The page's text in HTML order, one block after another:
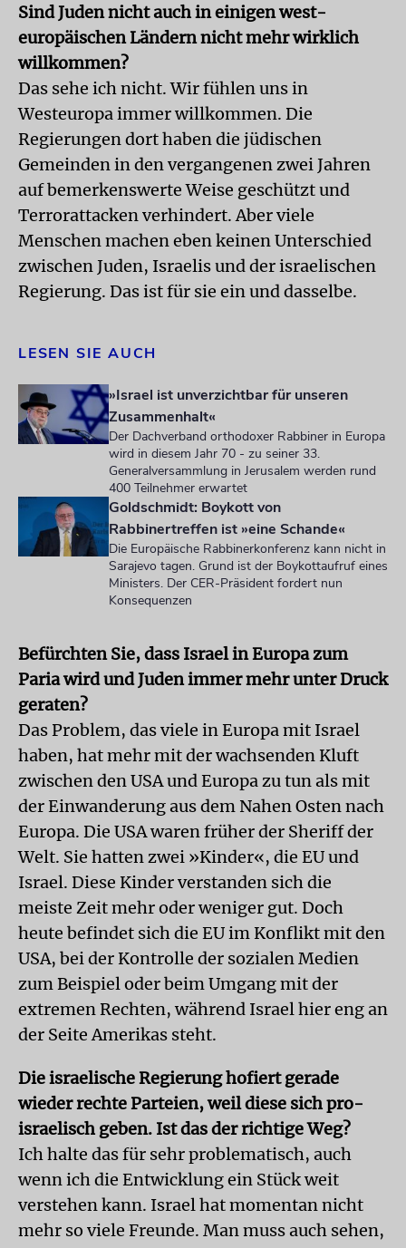
Sind Juden nicht auch in einigen west­
europäischen Ländern nicht mehr wirklich
willkommen?
Das sehe ich nicht. Wir fühlen uns in
Westeuropa immer willkommen. Die
Regierungen dort haben die jüdischen
Gemeinden in den vergangenen zwei Jahren
auf bemerkenswerte Weise geschützt und
Terrorattacken verhindert. Aber viele
Menschen machen eben keinen Unterschied
zwischen Juden, Israelis und der israelischen
Regierung. Das ist für sie ein und dasselbe.
LESEN SIE AUCH
»Israel ist unverzichtbar für unseren
Zusammenhalt«
Der Dachverband orthodoxer Rabbiner in Europa
wird in diesem Jahr 70 - zu seiner 33.
Generalversammlung in Jerusalem werden rund
400 Teilnehmer erwartet
Goldschmidt: Boykott von
Rabbinertreffen ist »eine Schande«
Die Europäische Rabbinerkonferenz kann nicht in
Sarajevo tagen. Grund ist der Boykottaufruf eines
Ministers. Der CER-Präsident fordert nun
Konsequenzen
Befürchten Sie, dass Israel in Europa zum
Paria wird und Juden immer mehr unter Druck
geraten?
Das Problem, das viele in Europa mit Israel
haben, hat mehr mit der wachsenden Kluft
zwischen den USA und Europa zu tun als mit
der Einwanderung aus dem Nahen Osten nach
Europa. Die USA waren früher der Sheriff der
Welt. Sie hatten zwei »Kinder«, die EU und
Israel. Diese Kinder verstanden sich die
meiste Zeit mehr oder weniger gut. Doch
heute befindet sich die EU im Konflikt mit den
USA, bei der Kontrolle der sozialen Medien
zum Beispiel oder beim Umgang mit der
extremen Rechten, während Israel hier eng an
der Seite Amerikas steht.
Die israelische Regierung hofiert gerade
wieder rechte Parteien, weil diese sich pro-
israelisch geben. Ist das der richtige Weg?
Ich halte das für sehr problematisch, auch
wenn ich die Entwicklung ein Stück weit
verstehen kann. Israel hat momentan nicht
mehr so viele Freunde. Man muss auch sehen,